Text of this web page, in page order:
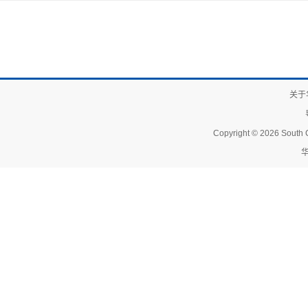
关于
Copyright © 2026 South